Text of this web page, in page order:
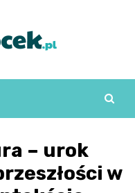
– urok
w